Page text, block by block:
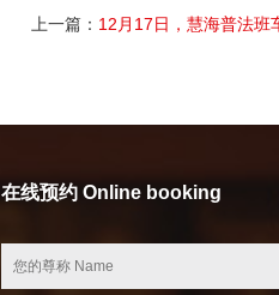
上一篇： 12月17日，慧海普法班
在线预约 Online booking